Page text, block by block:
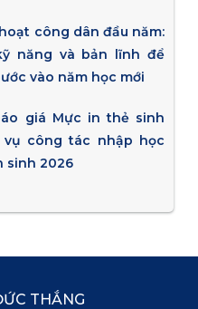
công dân đầu năm:
năng và bản lĩnh để
vào năm học mới
giá Mực in thẻ sinh
vụ công tác nhập học
sinh 2026
THẮNG